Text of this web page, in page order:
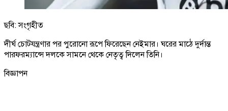
ছবি: সংগৃহীত
দীর্ঘ চোটযন্ত্রণার পর পুরোনো রূপে ফিরেছেন নেইমার। ঘরের মাঠে দুর্দান্ত
পারফরম্যান্সে দলকে সামনে থেকে নেতৃত্ব দিলেন তিনি।
বিজ্ঞাপন